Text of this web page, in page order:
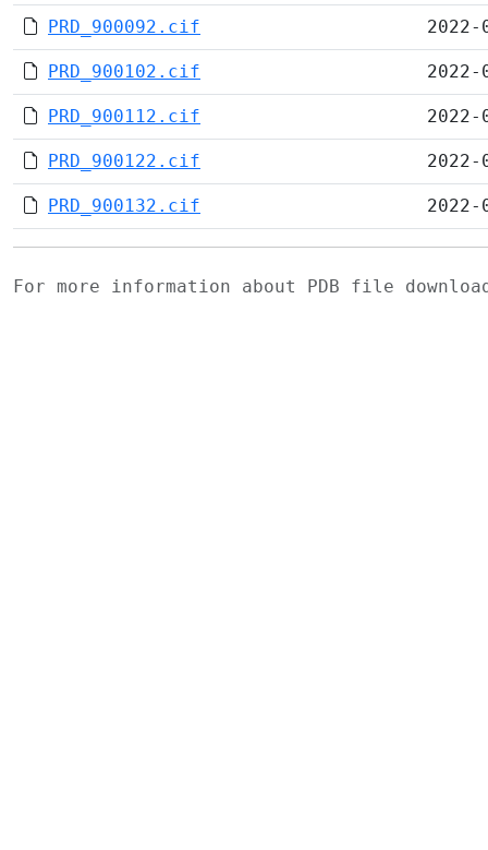
PRD_900092.cif
PRD_900102.cif
PRD_900112.cif
PRD_900122.cif
PRD_900132.cif
For more information about PDB file